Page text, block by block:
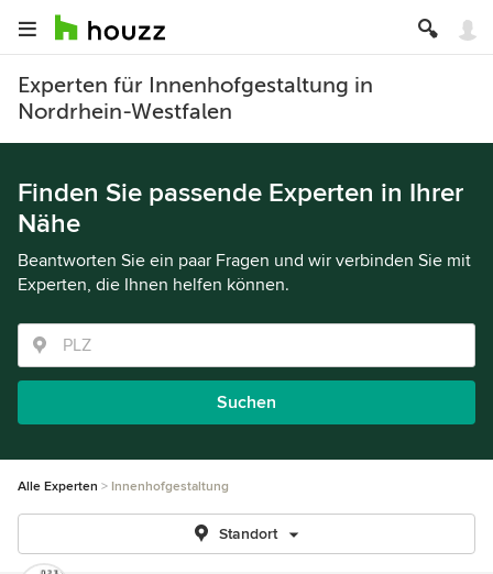
Experten für Innenhofgestaltung in
Nordrhein-Westfalen
Finden Sie passende Experten in Ihrer
Nähe
Beantworten Sie ein paar Fragen und wir verbinden Sie mit
Experten, die Ihnen helfen können.
Suchen
Alle Experten Innenhofgestaltung
Standort